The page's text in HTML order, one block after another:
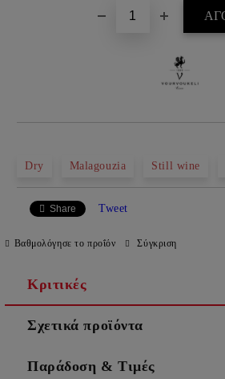
Dry Malagouzia Still wine
Share Tweet
Βαθμολόγησε το προΐόν Σύγκριση
Κριτικές
Σχετικά προϊόντα
Παράδοση & Τιμές